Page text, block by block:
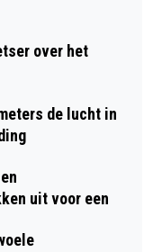
over het
de lucht in
uit voor een